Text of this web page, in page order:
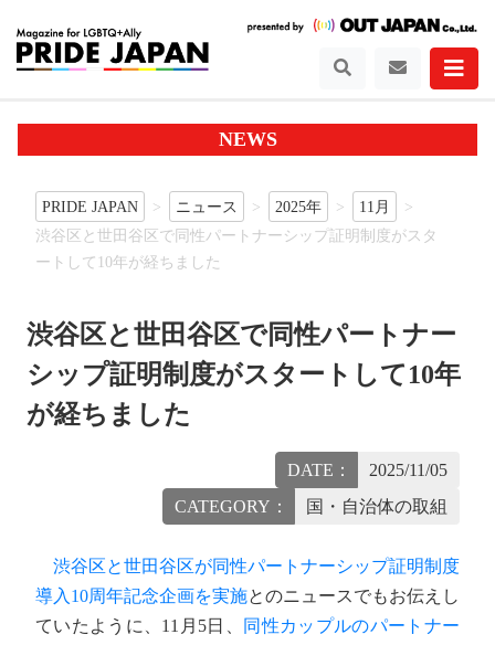
NEWS
PRIDE JAPAN ニュース 2025年
11月
渋谷区と世田谷区で同性パートナーシップ証明制度がスタ
ートして10年が経ちました
渋谷区と世田谷区で同性パートナー
シップ証明制度がスタートして10年
が経ちました
DATE：
2025/11/05
CATEGORY：
国・自治体の取組
渋谷区と世田谷区が同性パートナーシップ証明制度
導入10周年記念企画を実施とのニュースでもお伝えし
ていたように、11月5日、
同性カップルのパートナー